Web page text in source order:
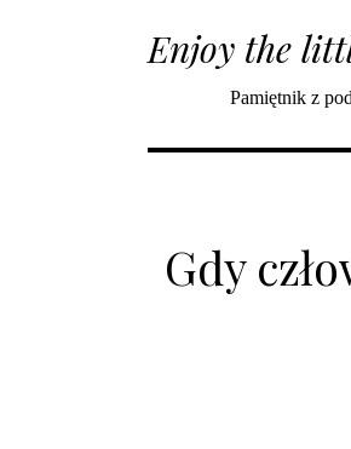
Enjoy the
Pamiętnik z
Gdy